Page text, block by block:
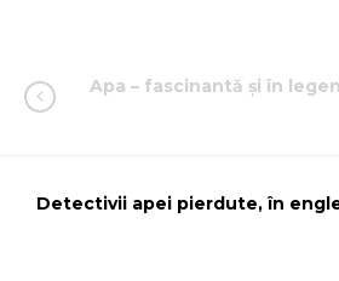
Apa – fascinantă și în
Detectivii apei pierdute, în